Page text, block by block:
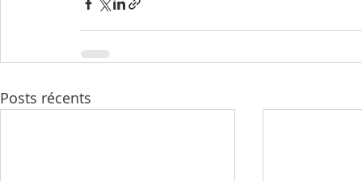
Posts récents